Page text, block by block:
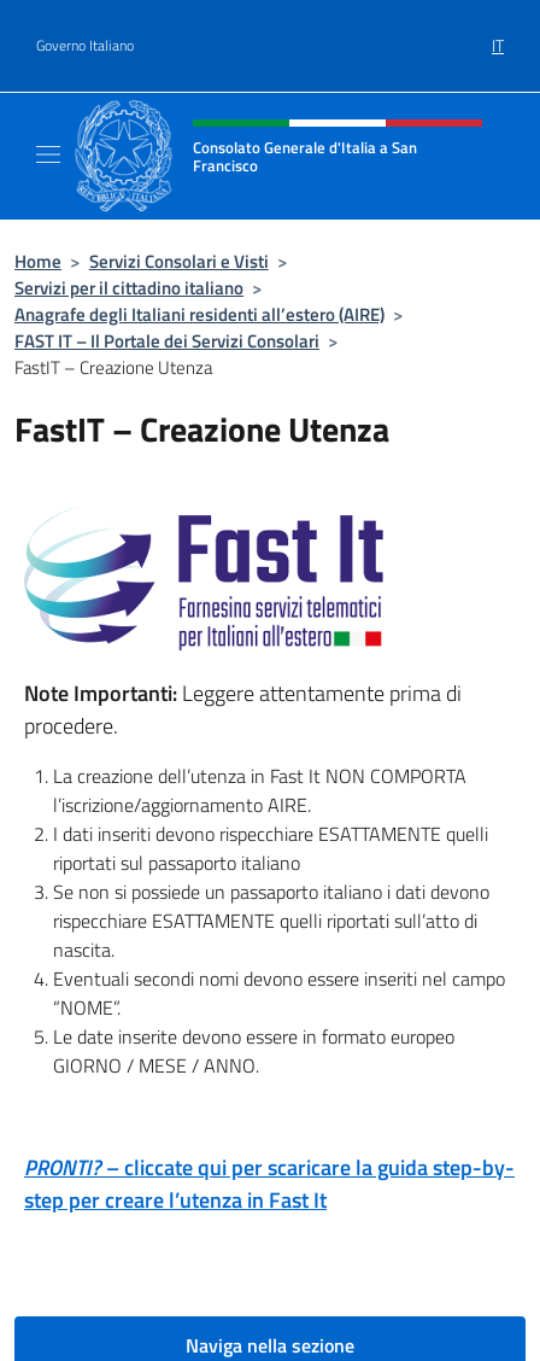
Governo Italiano IT
Intestazione sito, social e menù
Consolato Generale d'Italia a San
Francisco
Home > Servizi Consolari e Visti >
Servizi per il cittadino italiano >
Anagrafe degli Italiani residenti all’estero (AIRE) >
FAST IT – Il Portale dei Servizi Consolari >
FastIT – Creazione Utenza
FastIT – Creazione Utenza
Note Importanti:Leggere attentamente prima di
procedere.
La creazione dell’utenza in Fast It NON COMPORTA
l’iscrizione/aggiornamento AIRE.
I dati inseriti devono rispecchiare ESATTAMENTE quelli
riportati sul passaporto italiano
Se non si possiede un passaporto italiano i dati devono
rispecchiare ESATTAMENTE quelli riportati sull’atto di
nascita.
Eventuali secondi nomi devono essere inseriti nel campo
“NOME”.
Le date inserite devono essere in formato europeo
GIORNO / MESE / ANNO.
PRONTI?– cliccate qui per scaricare la guida step-by-
step per creare l’utenza in Fast It
Naviga nella sezione